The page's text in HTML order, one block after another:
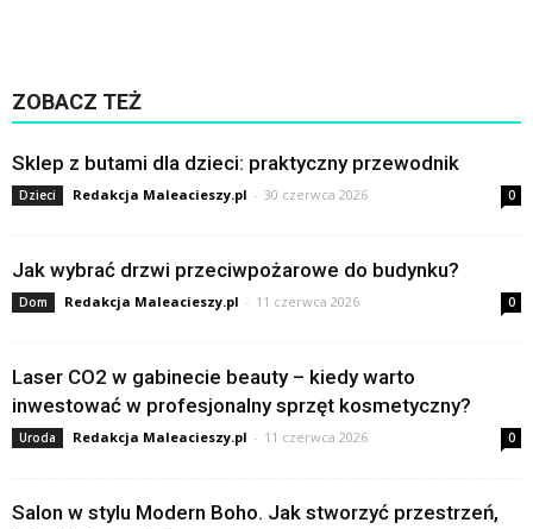
ZOBACZ TEŻ
Sklep z butami dla dzieci: praktyczny przewodnik
Dzieci Redakcja Maleacieszy.pl - 30 czerwca 2026 0
Jak wybrać drzwi przeciwpożarowe do budynku?
Dom Redakcja Maleacieszy.pl - 11 czerwca 2026 0
Laser CO2 w gabinecie beauty – kiedy warto
inwestować w profesjonalny sprzęt kosmetyczny?
Uroda Redakcja Maleacieszy.pl - 11 czerwca 2026 0
Salon w stylu Modern Boho. Jak stworzyć przestrzeń,